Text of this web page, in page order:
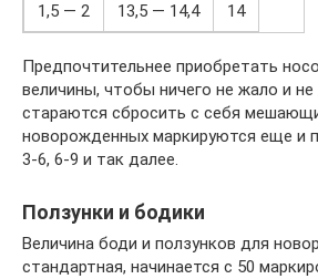
1,5 — 2
13,5 — 14,4 14
Предпочтительнее приобретать
величины, чтобы ничего не жало и
стараются сбросить с себя
новорожденных маркируются еще и
3-6, 6-9 и так далее.
Ползунки и бодики
Величина боди и ползунков для
стандартная, начинается с 50